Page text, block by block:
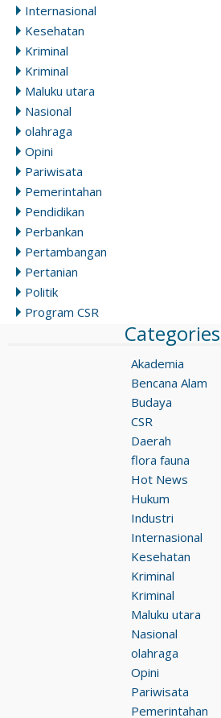
Internasional
Kesehatan
Kriminal
Kriminal
Maluku utara
Nasional
olahraga
Opini
Pariwisata
Pemerintahan
Pendidikan
Perbankan
Pertambangan
Pertanian
Politik
Program CSR
Categories
Akademia
Bencana Alam
Budaya
CSR
Daerah
flora fauna
Hot News
Hukum
Industri
Internasional
Kesehatan
Kriminal
Kriminal
Maluku utara
Nasional
olahraga
Opini
Pariwisata
Pemerintahan